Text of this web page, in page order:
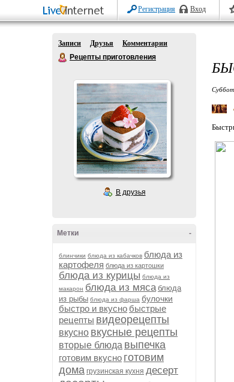
Регистрация Вход
Записи Друзья
Комментарии
Рецепты приготовления
В друзья
-
Метки
блинчики блюда из кабачков блюда из
картофеля блюда из картошки
блюда из курицы блюда из
макарон блюда из мяса блюда
из рыбы блюда из фарша булочки
быстро и вкусно быстрые
рецепты видеорецепты
вкусно вкусные рецепты
вторые блюда выпечка
готовим вкусно готовим
дома грузинская кухня десерт